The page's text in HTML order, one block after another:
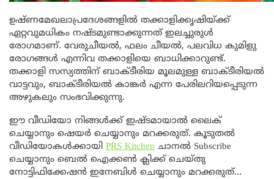
ഉഷ്ണമേഖലാപ്രദേശങ്ങളിൽ തക്കാളിക്കൃഷിയ്ക്ക്
ഏറ്റവുമധികം നഷ്ടമുണ്ടാക്കുന്നത് ഇലച്ചുരുൾ
രോഗമാണ്. വേരുചീയൽ, ഫലം ചീയൽ, പലവിധ കുമിളു
രോഗങ്ങൾ എന്നിവ തക്കാളിയെ ബാധിക്കാറുണ്ട്.
തക്കാളി സസ്യത്തിന് ബാക്ടീരിയ മൂലമുള്ള ബാക്ടീരിയൽ
വാട്ടവും, ബാക്ടീരിയൽ കാങ്കർ എന്ന പേരിലറിയപ്പെടുന്ന
അഴുകലും സംഭവിക്കുന്നു.
ഈ വീഡിയോ നിങ്ങൾക്ക് ഇഷ്ടമായാൽ ലൈക്‌
ചെയ്യാനും ഷെയർ ചെയ്യാനും മറക്കരുത്. കൂടുതല്‍
വീഡിയോകള്‍ക്കായി PRS Kitchen ചാനല്‍ Subscribe
ചെയ്യാനും ബെൽ ഐക്കൺ ക്ലിക്ക് ചെയ്തു
നോട്ടിഫിക്കേഷൻ ഇനേബിൾ ചെയ്യാനും മറക്കരുത്…